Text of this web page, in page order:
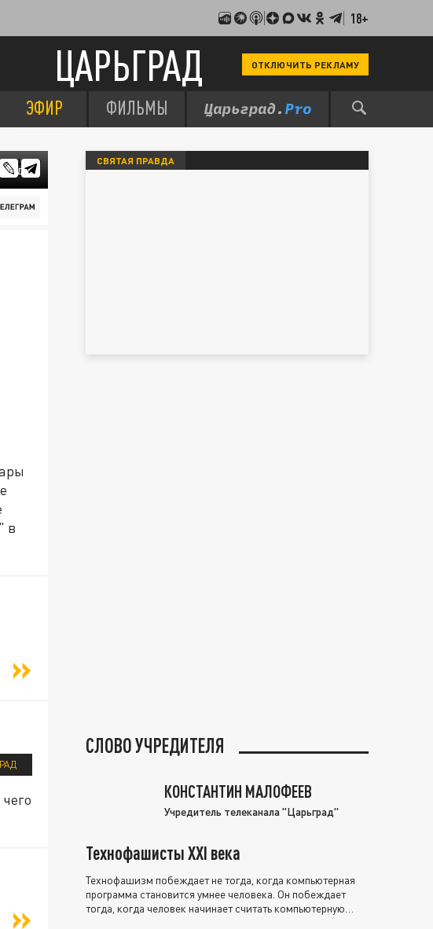
18+
ЦАРЬГРАД ОТКЛЮЧИТЬ РЕКЛАМУ
ЭФИР ФИЛЬМЫ
в
СВЯТАЯ ПРАВДА
СЛОВО УЧРЕДИТЕЛЯ
КОНСТАНТИН МАЛОФЕЕВ
Учредитель телеканала "Царьград"
Технофашисты XXI века
Технофашизм побеждает не тогда, когда компьютерная
программа становится умнее человека. Он побеждает
тогда, когда человек начинает считать компьютерную